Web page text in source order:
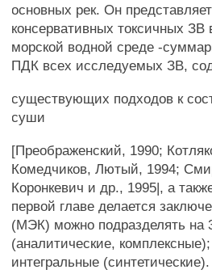
основных рек. Он
консервативных токсичных
морской водной среде -
ПДК всех исследуемых ЗВ,
существующих подходов к
суши
[Преображенский, 1990;
Комедчиков, Лютый, 1994;
Коронкевич и др., 1995|, а
первой главе делается
(МЭК) можно подразделять на
(аналитические,
интегральные (синтетические).